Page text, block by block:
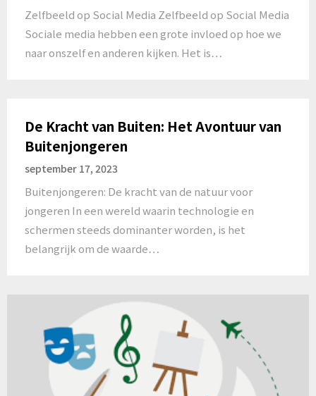
Zelfbeeld op Social Media Zelfbeeld op Social Media
Sociale media hebben een grote invloed op hoe we
naar onszelf en anderen kijken. Het is…
De Kracht van Buiten: Het Avontuur van
Buitenjongeren
september 17, 2023
Buitenjongeren: De kracht van de natuur voor
jongeren In een wereld waarin technologie en
schermen steeds dominanter worden, is het
belangrijk om de waarde…